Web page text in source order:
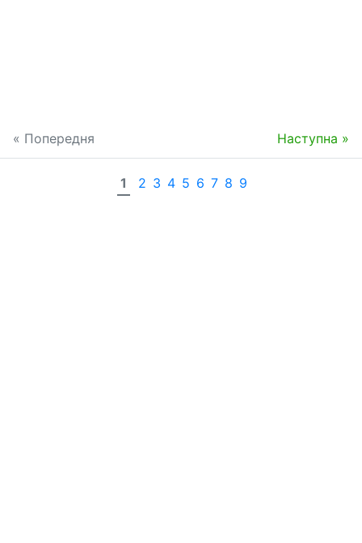
« Попередня Наступна »
1 2 3 4 5 6 7 8 9